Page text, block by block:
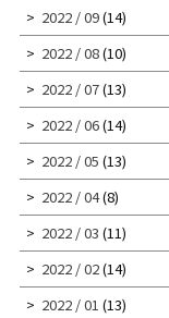
2022 / 09(14)
2022 / 08(10)
2022 / 07(13)
2022 / 06(14)
2022 / 05 (13)
2022 / 04(8)
2022 / 03 (11)
2022 / 02(14)
2022 / 01 (13)